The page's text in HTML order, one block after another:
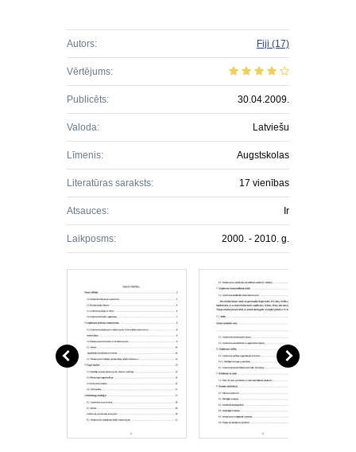
Autors: Fiji (17)
Vērtējums:
Publicēts: 30.04.2009.
Valoda: Latviešu
Līmenis: Augstskolas
Literatūras saraksts: 17 vienības
Atsauces: Ir
Laikposms: 2000. - 2010. g.